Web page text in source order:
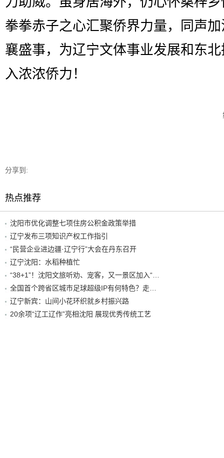
拳拳赤子之心汇聚侨界力量，同声
襄盛事，为辽宁文体事业发展和东
入浓浓侨力！
分享到:
热点推荐
沈阳市优化调整七项住房公积金政策举措
辽宁发布三项知识产权工作指引
“民营企业进边疆·辽宁行”大会在丹东召开
辽宁沈阳：水稻种植忙
辽宁新宾：山间小花环织就乡村振兴路
20余项“辽工辽作”亮相沈阳 展现优秀传统工艺